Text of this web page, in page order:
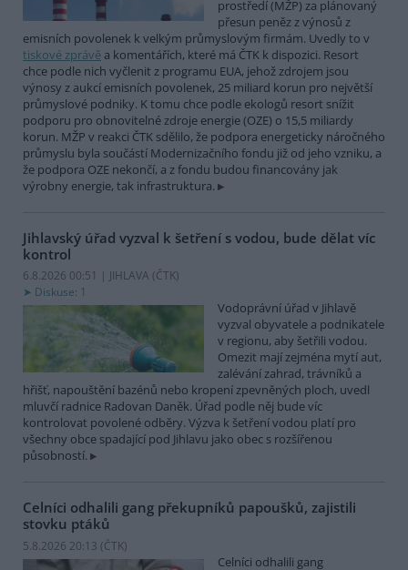
prostředí (MŽP) za plánovaný
přesun peněz z výnosů z
emisních povolenek k velkým průmyslovým firmám. Uvedly to v
tiskové zprávě a komentářích, které má ČTK k dispozici. Resort
chce podle nich vyčlenit z programu EUA, jehož zdrojem jsou
výnosy z aukcí emisních povolenek, 25 miliard korun pro největší
průmyslové podniky. K tomu chce podle ekologů resort snížit
podporu pro obnovitelné zdroje energie (OZE) o 15,5 miliardy
korun. MŽP v reakci ČTK sdělilo, že podpora energeticky náročného
průmyslu byla součástí Modernizačního fondu již od jeho vzniku, a
že podpora OZE nekončí, a z fondu budou financovány jak
výrobny energie, tak infrastruktura.
Jihlavský úřad vyzval k šetření s vodou, bude dělat víc
kontrol
6.8.2026 00:51 | JIHLAVA (ČTK)
Diskuse: 1
Vodoprávní úřad v Jihlavě
vyzval obyvatele a podnikatele
v regionu, aby šetřili vodou.
Omezit mají zejména mytí aut,
zalévání zahrad, trávníků a
hřišť, napouštění bazénů nebo kropení zpevněných ploch, uvedl
mluvčí radnice Radovan Daněk. Úřad podle něj bude víc
kontrolovat povolené odběry. Výzva k šetření vodou platí pro
všechny obce spadající pod Jihlavu jako obec s rozšířenou
působností.
Celníci odhalili gang překupníků papoušků, zajistili
stovku ptáků
5.8.2026 20:13 (ČTK)
Celníci odhalili gang